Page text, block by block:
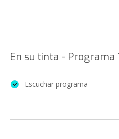
En su tinta - Programa
Escuchar programa